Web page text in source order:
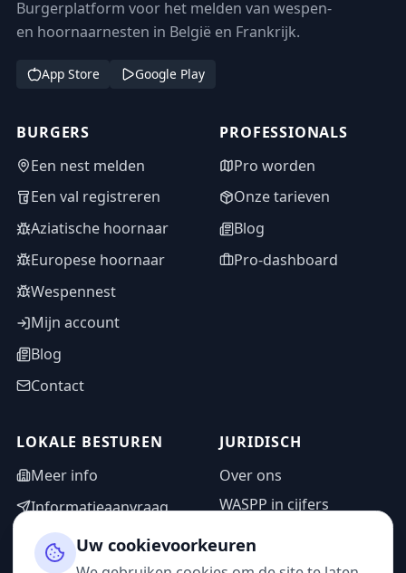
Burgerplatform voor het melden van wespen-
en hoornaarnesten in België en Frankrijk.
App Store Google Play
BURGERS
Een nest melden
Een val registreren
Aziatische hoornaar
Europese hoornaar
Wespennest
Mijn account
Blog
Contact
PROFESSIONALS
Pro worden
Onze tarieven
Blog
Pro-dashboard
LOKALE BESTUREN
Meer info
Informatieaanvraag
Adminzone
JURIDISCH
Over ons
WASPP in cijfers
Privacybeleid
Uw cookievoorkeuren